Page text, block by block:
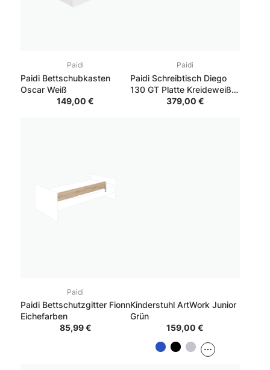
Paidi
Paidi Bettschubkasten
Oscar Weiß
149,00 €
Paidi
Paidi Schreibtisch Diego
130 GT Platte Kreideweiß,
Gestell Schwarz
379,00 €
Paidi
Paidi Bettschutzgitter Fionn
Eichefarben
85,99 €
Kinderstuhl ArtWork Junior
Grün
159,00 €